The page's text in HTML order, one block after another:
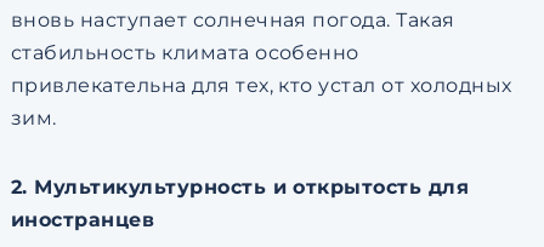
вновь наступает солнечная погода. Такая
стабильность климата особенно
привлекательна для тех, кто устал от холодных
зим.
2. Мультикультурность и открытость для
иностранцев